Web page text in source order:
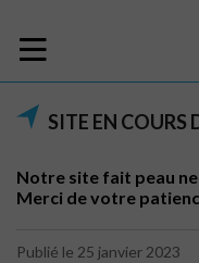
SITE EN
Notre site fait peau
Merci de votre
Publié le 25 janvier 2023